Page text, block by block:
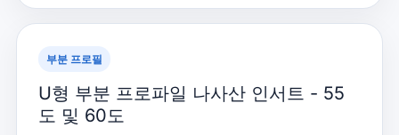
부분 프로필
U형 부분 프로파일 나사산 인서트 - 55
도 및 60도